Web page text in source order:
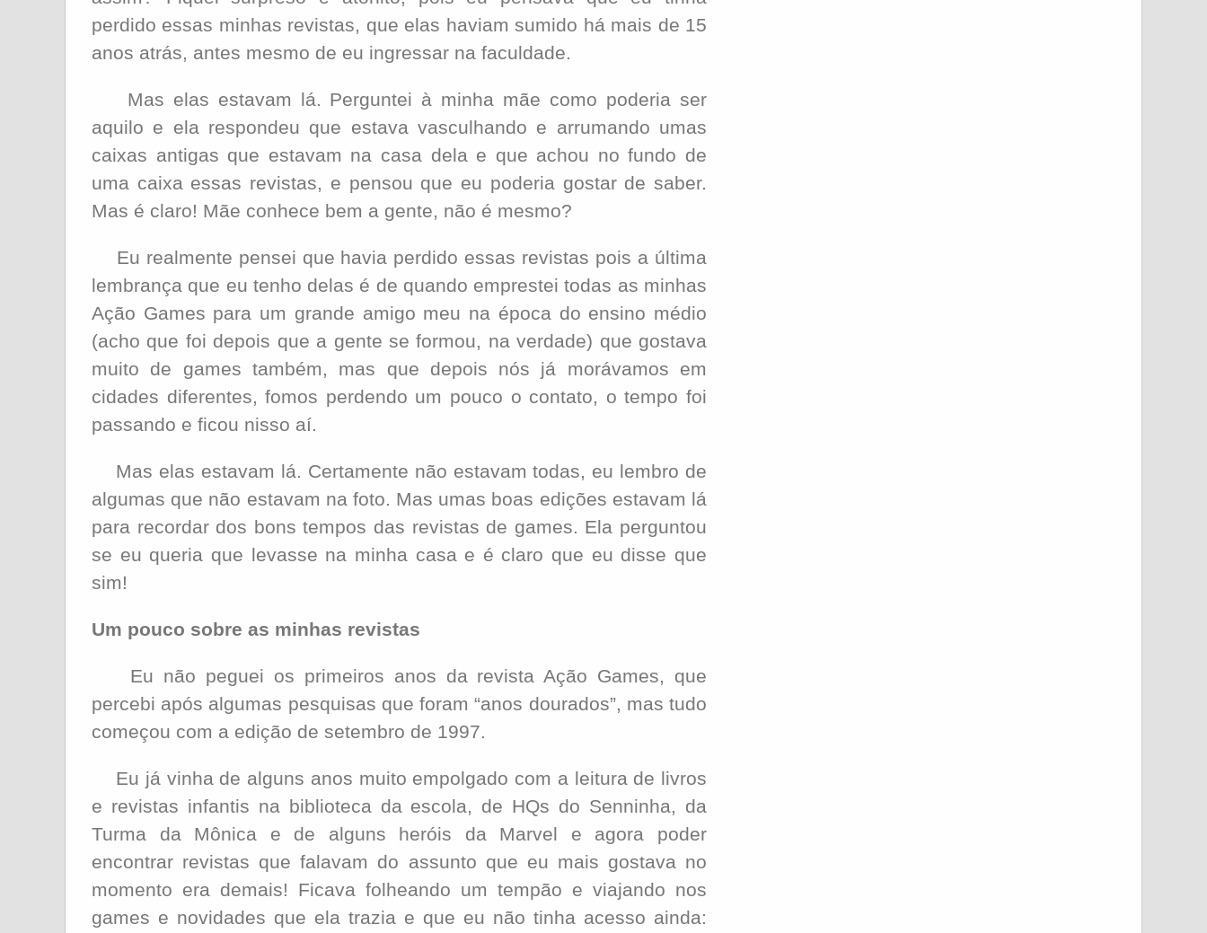
perdido essas minhas revistas, que elas haviam sumido há mais de 15
anos atrás, antes mesmo de eu ingressar na faculdade.
Mas elas estavam lá. Perguntei à minha mãe como poderia ser
aquilo e ela respondeu que estava vasculhando e arrumando umas
caixas antigas que estavam na casa dela e que achou no fundo de
uma caixa essas revistas, e pensou que eu poderia gostar de saber.
Mas é claro! Mãe conhece bem a gente, não é mesmo?
Eu realmente pensei que havia perdido essas revistas pois a última
lembrança que eu tenho delas é de quando emprestei todas as minhas
Ação Games para um grande amigo meu na época do ensino médio
(acho que foi depois que a gente se formou, na verdade) que gostava
muito de games também, mas que depois nós já morávamos em
cidades diferentes, fomos perdendo um pouco o contato, o tempo foi
passando e ficou nisso aí.
Mas elas estavam lá. Certamente não estavam todas, eu lembro de
algumas que não estavam na foto. Mas umas boas edições estavam lá
para recordar dos bons tempos das revistas de games. Ela perguntou
se eu queria que levasse na minha casa e é claro que eu disse que
sim!
Um pouco sobre as minhas revistas
Eu não peguei os primeiros anos da revista Ação Games, que
percebi após algumas pesquisas que foram “anos dourados”, mas tudo
começou com a edição de setembro de 1997.
Eu já vinha de alguns anos muito empolgado com a leitura de livros
e revistas infantis na biblioteca da escola, de HQs do Senninha, da
Turma da Mônica e de alguns heróis da Marvel e agora poder
encontrar revistas que falavam do assunto que eu mais gostava no
momento era demais! Ficava folheando um tempão e viajando nos
games e novidades que ela trazia e que eu não tinha acesso ainda: